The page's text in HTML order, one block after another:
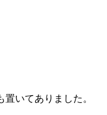
いてありました。